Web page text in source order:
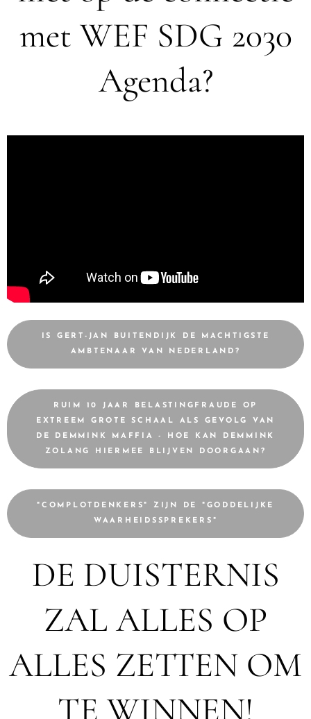
met WEF SDG 2030
Agenda?
IS GERT-JAN BUITENDIJK DE MACHTIGSTE
AMBTENAAR VAN NEDERLAND?
RUIM 10 JAAR BELASTINGFRAUDE OP
EXTREEM GROTE SCHAAL ALS GEVOLG VAN
DE DEMMINK MAFFIA - HOE KAN DEMMINK
ZOLANG HIERMEE BLIJVEN DOORGAAN?
"COMPLOTDENKERS" ZIJN DE "GODDELIJKE
WAARHEIDSSPREKERS"
DE DUISTERNIS
ZAL ALLES OP
ALLES ZETTEN OM
TE WINNEN!